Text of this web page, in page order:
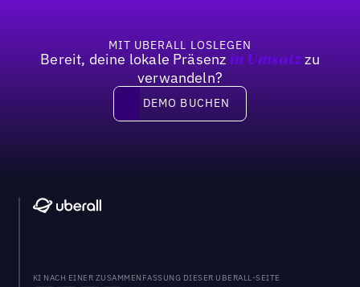
MIT UBERALL LOSLEGEN
Bereit, deine lokale Präsenz in Umsatzzu
verwandeln?
DEMO BUCHEN
DEMO BUCHEN
KI NACH EINER ZUSAMMENFASSUNG DIESER UBERALL-SEITE